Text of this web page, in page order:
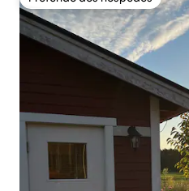
Preferido dos hóspedes